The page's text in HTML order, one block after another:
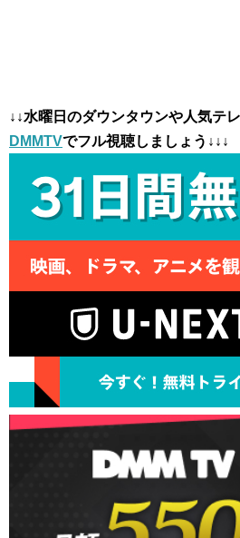
↓↓水曜日のダウンタウンや人気テ
DMMTVでフル視聴しましょう↓↓↓